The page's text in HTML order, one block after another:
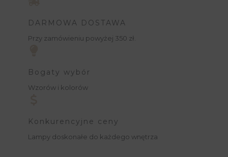
DARMOWA DOSTAWA
Przy zamówieniu powyżej 350 zł.
Bogaty wybór
Wzorów i kolorów
Konkurencyjne ceny
Lampy doskonałe do każdego wnętrza